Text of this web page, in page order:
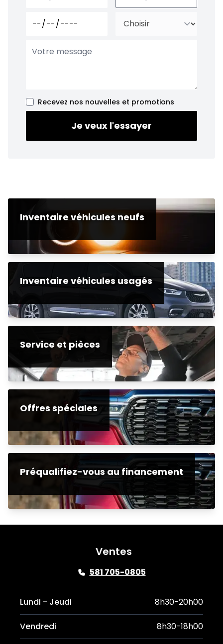
Recevez nos nouvelles et promotions
Je veux l'essayer
Inventaire véhicules neufs
Inventaire véhicules usagés
Service et pièces
Offres spéciales
Préqualifiez-vous au financement
Ventes
581 705-0805
Lundi - Jeudi 8h30-20h00
Vendredi 8h30-18h00